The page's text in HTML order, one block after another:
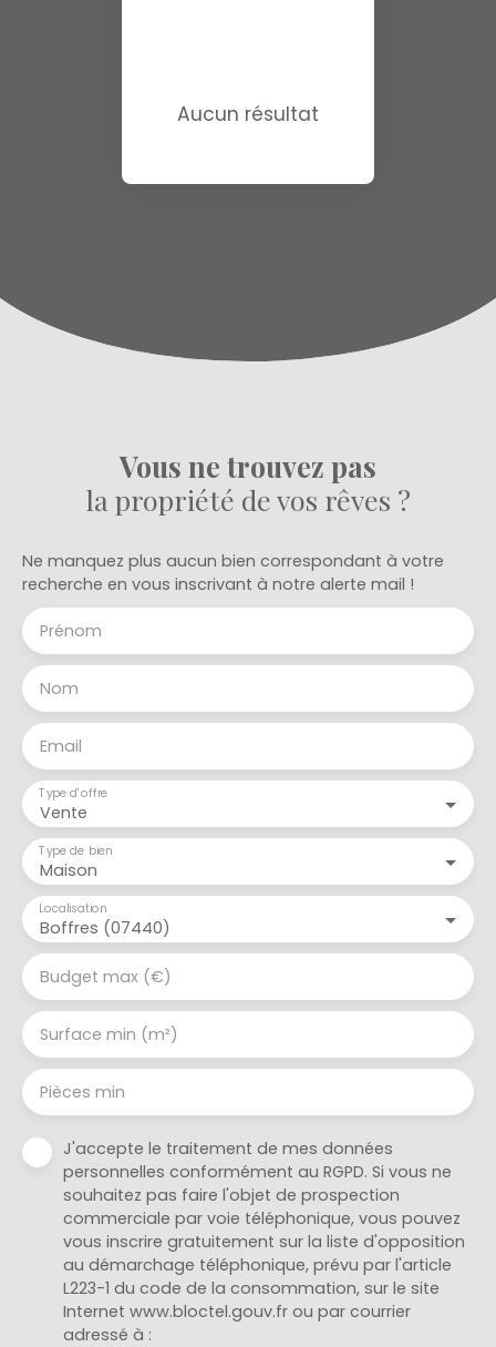
Aucun résultat
Vous ne trouvez pas
la propriété de vos rêves ?
Ne manquez plus aucun bien correspondant à votre
recherche en vous inscrivant à notre alerte mail !
Prénom
Nom
Email
Vente
Type d'offre
Maison
Type de bien
Boffres (07440)
Localisation
Budget max (€)
Surface min (m²)
Pièces min
J'accepte le traitement de mes données
personnelles conformément au RGPD. Si vous ne
souhaitez pas faire l'objet de prospection
commerciale par voie téléphonique, vous pouvez
vous inscrire gratuitement sur la liste d'opposition
au démarchage téléphonique, prévu par l'article
L223-1 du code de la consommation, sur le site
Internet www.bloctel.gouv.fr ou par courrier
adressé à :